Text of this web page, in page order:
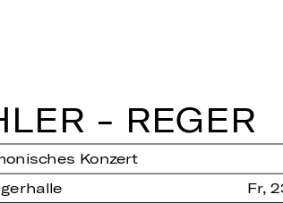
- REGER
Konzert
Fr,